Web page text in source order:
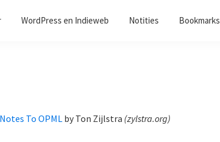
WordPress en Indieweb Notities Bookmarks
To OPML by Ton Zijlstra (zylstra.org)